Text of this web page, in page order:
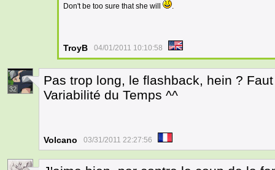
Don't be too sure that she will
.
TroyB 04/01/2011 10:10:58
32
Pas trop long, le flashback, hein ?
Variabilité du Temps ^^
Volcano 03/31/2011 22:27:56